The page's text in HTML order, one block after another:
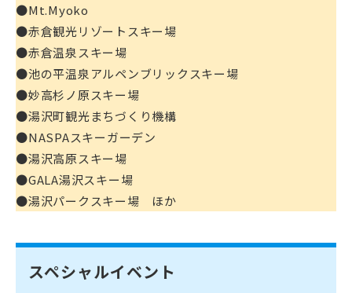
●Mt.Myoko
●赤倉観光リゾートスキー場
●赤倉温泉スキー場
●池の平温泉アルペンブリックスキー場
●妙高杉ノ原スキー場
●湯沢町観光まちづくり機構
●NASPAスキーガーデン
●湯沢高原スキー場
●GALA湯沢スキー場
●湯沢パークスキー場 ほか
スペシャルイベント